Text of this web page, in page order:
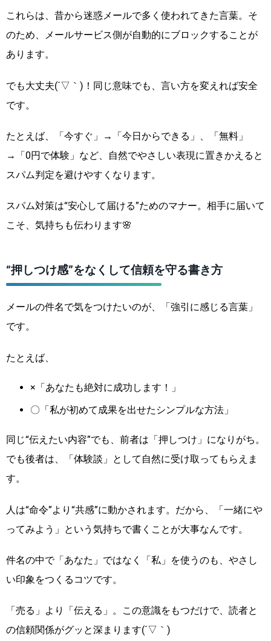
これらは、昔から迷惑メールで多く使われてきた言葉。そ
のため、メールサービス側が自動的にブロックすることが
あります。
でも大丈夫(´▽｀)！同じ意味でも、言い方を変えれば安全
です。
たとえば、「今すぐ」→「今日からできる」、「無料」
→「0円で体験」など、自然でやさしい表現に置きかえると
スパム判定を避けやすくなります。
スパム対策は“安心して届ける”ためのマナー。相手に届いて
こそ、気持ちも伝わります🌸
“押しつけ感”をなくして信頼を守る書き方
メールの件名で気をつけたいのが、「強引に感じる言葉」
です。
たとえば、
×「あなたも絶対に成功します！」
〇「私が初めて成果を出せたシンプルな方法」
同じ“伝えたい内容”でも、前者は「押しつけ」になりがち。
でも後者は、「体験談」として自然に受け取ってもらえま
す。
人は“命令”より“共感”に動かされます。だから、「一緒にや
ってみよう」という気持ちで書くことが大事なんです。
件名の中で「あなた」ではなく「私」を使うのも、やさし
い印象をつくるコツです。
「売る」より「伝える」。この意識をもつだけで、読者と
の信頼関係がグッと深まります(´▽｀)